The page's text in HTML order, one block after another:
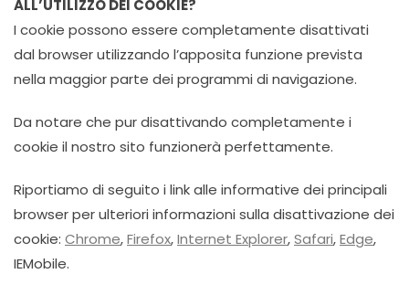
ALL’UTILIZZO DEI COOKIE?
I cookie possono essere completamente disattivati
dal browser utilizzando l’apposita funzione prevista
nella maggior parte dei programmi di navigazione.
Da notare che pur disattivando completamente i
cookie il nostro sito funzionerà perfettamente.
Riportiamo di seguito i link alle informative dei principali
browser per ulteriori informazioni sulla disattivazione dei
cookie: Chrome,Firefox,Internet Explorer,Safari,Edge,
IEMobile.